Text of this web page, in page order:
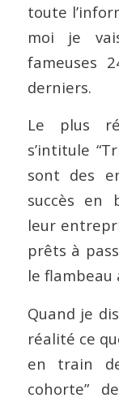
toute
moi je
fameuses
derniers.
Le plus
s’intitule
sont des
succès en
leur
prêts à
le
Quand je
réalité ce
en train
cohorte”